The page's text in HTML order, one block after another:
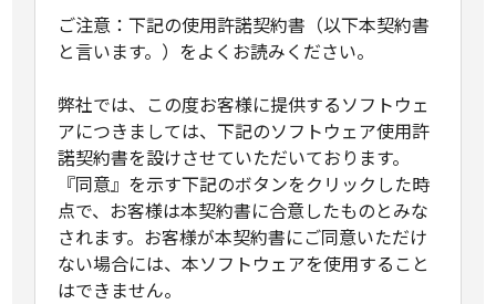
ご注意：下記の使用許諾契約書（以下本契約書
と言います。）をよくお読みください。
弊社では、この度お客様に提供するソフトウェ
アにつきましては、下記のソフトウェア使用許
諾契約書を設けさせていただいております。
『同意』を示す下記のボタンをクリックした時
点で、お客様は本契約書に合意したものとみな
されます。お客様が本契約書にご同意いただけ
ない場合には、本ソフトウェアを使用すること
はできません。